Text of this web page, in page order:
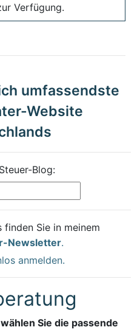
Verfügung.
umfassendste
Website
Blog:
Sie in meinem
Newsletter.
anmelden.
Sie die passende